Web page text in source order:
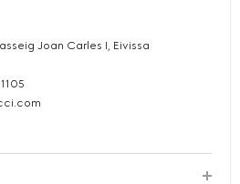
Joan Carles I, Eivissa